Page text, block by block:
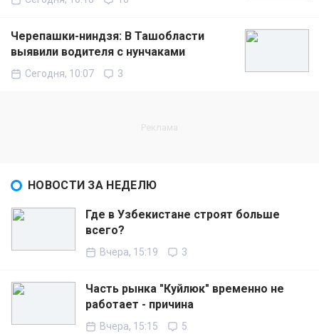
Черепашки-ниндзя: В Ташобласти
выявили водителя с нунчаками
Сегодня, 10:07 3
НОВОСТИ ЗА НЕДЕЛЮ
Где в Узбекистане строят больше
всего?
Вчера, 15:19 3
Часть рынка "Куйлюк" временно не
работает - причина
Вчера, 15:15 5